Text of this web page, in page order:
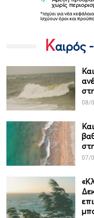
Καιρός
08/
07/